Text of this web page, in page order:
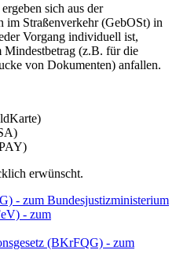
sich aus der
im Straßenverkehr (GebOSt) in
Vorgang individuell ist,
Mindestbetrag (z.B. für die
von Dokumenten) anfallen.
erwünscht.
- zum Bundesjustizministerium
- zum
(BKrFQG) - zum